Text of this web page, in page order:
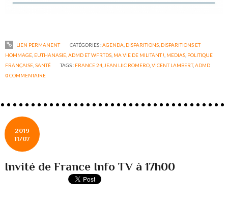
LIEN PERMANENT CATÉGORIES :AGENDA DISPARITIONS, DISPARITIONS ET
HOMMAGE EUTHANASIE, ADMD ET WFRTDS MA VIE DE MILITANT ! MEDIAS POLITIQUE
FRANÇAISE ,SANTÉ TAGS : FRANCE 24 JEAN LIIC ROMERO ,VICENT LAMBERT,ADMD
0COMMENTAIRE
2019
11/07
Invité de France Info TV à 17h00